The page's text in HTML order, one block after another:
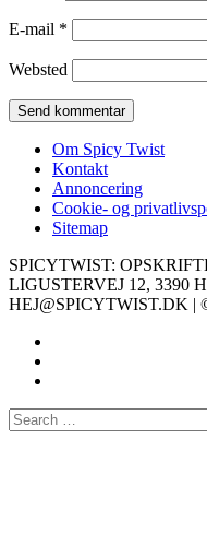
E-mail *
Websted
Om Spicy Twist
Kontakt
Annoncering
Cookie- og
Sitemap
SPICYTWIST:
LIGUSTERVEJ 12, 3390
HEJ@SPICYTWIST.DK |